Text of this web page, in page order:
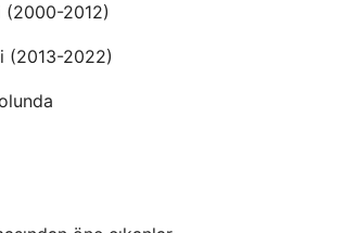
(2000-2012)
(2013-2022)